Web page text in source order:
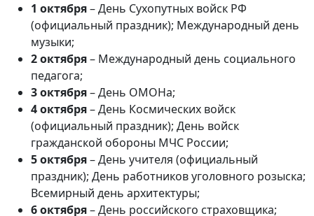
1 октября– День Сухопутных войск РФ
(официальный праздник); Международный день
музыки;
2 октября– Международный день социального
педагога;
3 октября– День ОМОНа;
4 октября– День Космических войск
(официальный праздник); День войск
гражданской обороны МЧС России;
5 октября– День учителя (официальный
праздник); День работников уголовного розыска;
Всемирный день архитектуры;
6 октября– День российского страховщика;